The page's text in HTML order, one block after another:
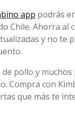
app podrás
Chile. Ahorra al
y no te
de pollo y
Compra con
que más te